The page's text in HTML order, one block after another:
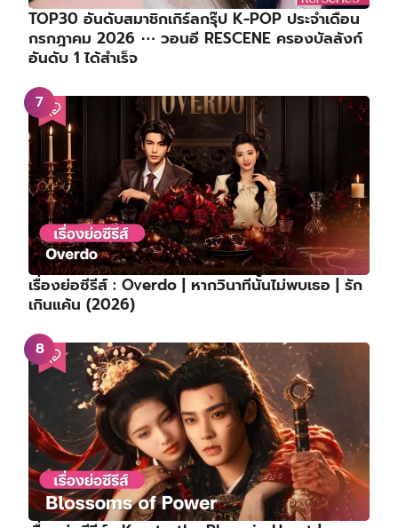
TOP30 อันดับสมาชิกเกิร์ลกรุ๊ป K-POP ประจำเดือน
กรกฎาคม 2026 ⋯ วอนอี RESCENE ครองบัลลังก์
อันดับ 1 ได้สำเร็จ
เรื่องย่อซีรีส์ : Overdo | หากวินาทีนั้นไม่พบเธอ | รัก
เกินแค้น (2026)